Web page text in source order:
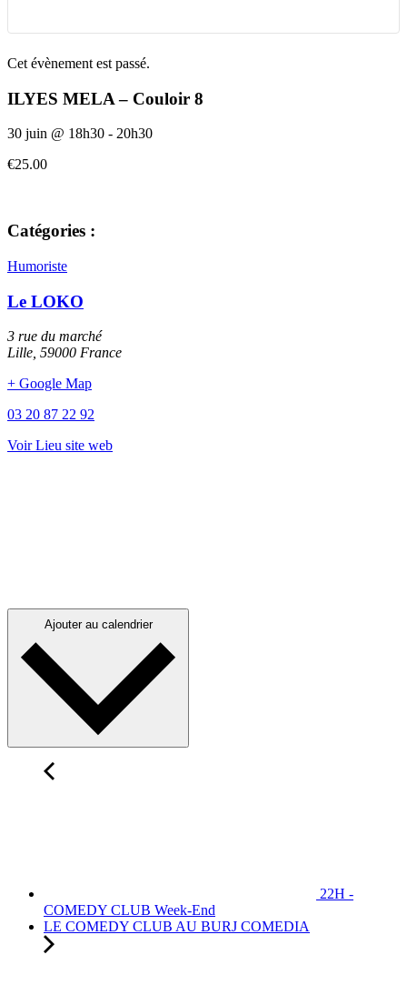
Cet évènement est passé.
ILYES MELA – Couloir 8
30 juin @ 18h30 - 20h30
€25.00
Catégories :
Humoriste
Le LOKO
3 rue du marché
Lille 59000 France
+ Google Map
03 20 87 22 92
Voir Lieu site web
Ajouter au calendrier
22H -
COMEDY CLUB Week-End
LE COMEDY CLUB AU BURJ COMEDIA